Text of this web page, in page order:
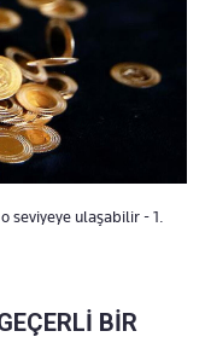
seviyeye ulaşabilir - 1.
BİR